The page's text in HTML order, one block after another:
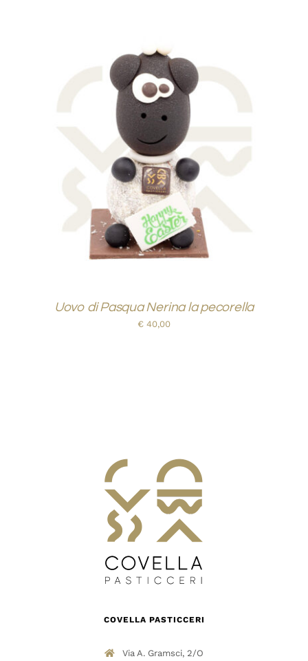
AGGIUNGI AL CARRELLO
DETTAGLI
Uovo di Pasqua Nerina la pecorella
€ 40,00
COVELLA PASTICCERI
Via A. Gramsci, 2/O